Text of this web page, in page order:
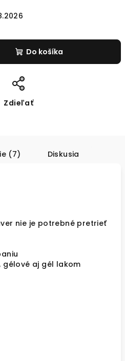
Do košíka
Zdieľať
(7) Diskusia
nie je potrebné pretrieť
aj gél lakom